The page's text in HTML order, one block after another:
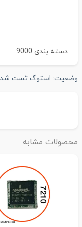
دسته بندی9000
استوک تست شده(۱)
مشابه